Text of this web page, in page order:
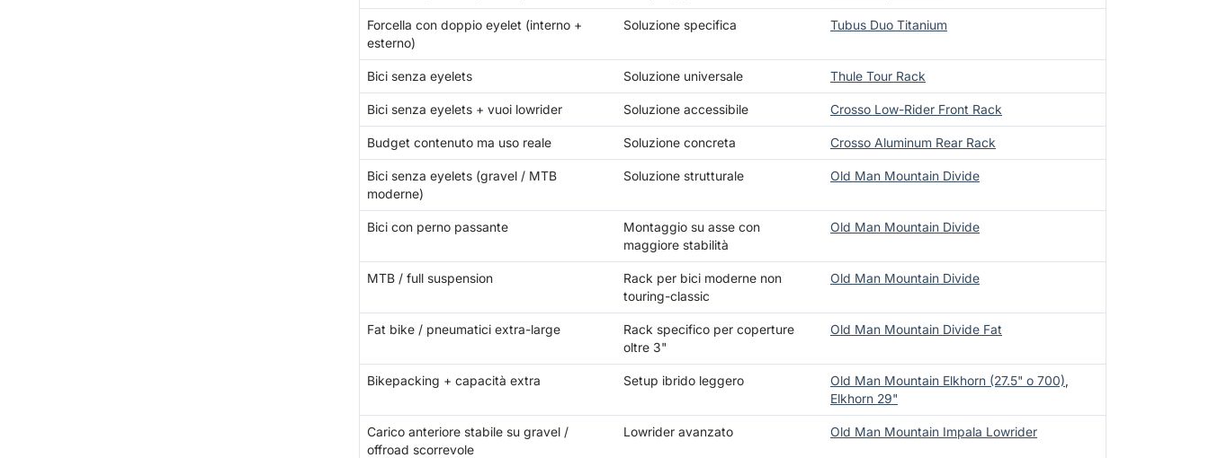
Forcella con doppio eyelet (interno +
esterno)
Soluzione specifica Tubus Duo Titanium
Bici senza eyelets Soluzione universale Thule Tour Rack
Bici senza eyelets + vuoi lowrider Soluzione accessibile Crosso Low-Rider Front Rack
Budget contenuto ma uso reale Soluzione concreta Crosso Aluminum Rear Rack
Bici senza eyelets (gravel / MTB
moderne)
Soluzione strutturale Old Man Mountain Divide
Bici con perno passante
Montaggio su asse con
maggiore stabilità
Old Man Mountain Divide
MTB / full suspension
Rack per bici moderne non
touring-classic
Old Man Mountain Divide
Fat bike / pneumatici extra-large
Rack specifico per coperture
oltre 3"
Old Man Mountain Divide Fat
Bikepacking + capacità extra Setup ibrido leggero Old Man Mountain Elkhorn (27.5" o 700)
Elkhorn 29"
Carico anteriore stabile su gravel /
offroad scorrevole
Lowrider avanzato Old Man Mountain Impala Lowrider